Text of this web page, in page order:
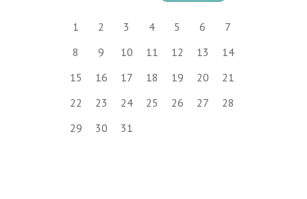
1 2 3 4 5 6
7
8
9 10 11 12 13
14
15
16 17 18 19 20
21
22
23 24 25 26 27
28
29
30 31